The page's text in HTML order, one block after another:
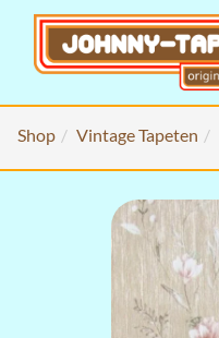
Shop Vintage Tapeten